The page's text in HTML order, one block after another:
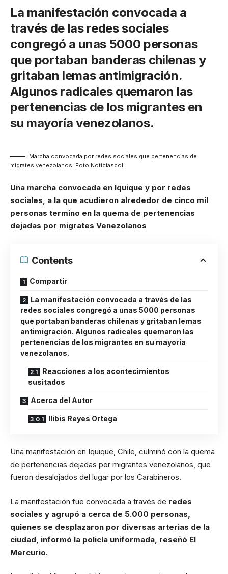
La manifestación convocada a
través de las redes sociales
congregó a unas 5000 personas
que portaban banderas chilenas y
gritaban lemas antimigración.
Algunos radicales quemaron las
pertenencias de los migrantes en
su mayoría venezolanos.
Marcha convocada por redes sociales que pertenencias de
migrates venezolanos. Foto Noticiascol.
Una marcha convocada en Iquique y por redes
sociales, a la que acudieron alrededor de cinco mil
personas termino en la quema de pertenencias
dejadas por migrates Venezolanos
Contents
Compartir
La manifestación convocada a través de las
redes sociales congregó a unas 5000 personas
que portaban banderas chilenas y gritaban lemas
antimigración. Algunos radicales quemaron las
pertenencias de los migrantes en su mayoría
venezolanos.
Reacciones a los acontecimientos
susitados
Acerca del Autor
Ilibis Reyes Ortega
Una manifestación en Iquique, Chile, culminó con la quema
de pertenencias dejadas por migrantes venezolanos, que
fueron desalojados del lugar por los Carabineros.
La manifestación fue convocada a través de redes
sociales y agrupó a cerca de 5.000 personas,
quienes se desplazaron por diversas arterias de la
ciudad, informó la policía uniformada, reseñó El
Mercurio.